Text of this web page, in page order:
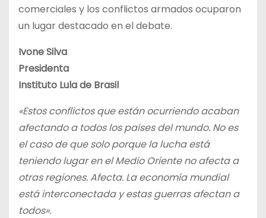
comerciales y los conflictos armados ocuparon
un lugar destacado en el debate.
Ivone Silva
Presidenta
Instituto Lula de Brasil
«Estos conflictos que están ocurriendo acaban
afectando a todos los países del mundo. No es
el caso de que solo porque la lucha está
teniendo lugar en el Medio Oriente no afecta a
otras regiones. Afecta. La economía mundial
está interconectada y estas guerras afectan a
todos».